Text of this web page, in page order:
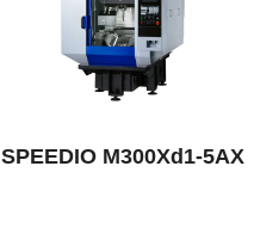
SPEEDIO M300Xd1-5AX